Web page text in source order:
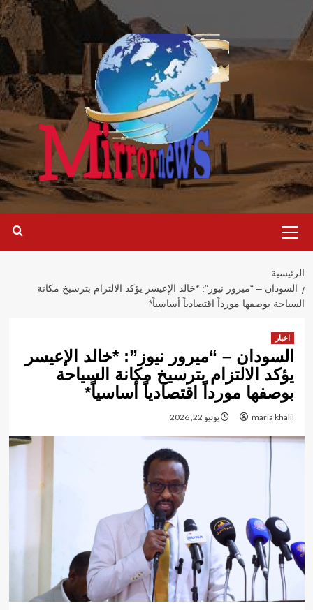
تخطي
إلى
المحتوى
الرئيسية
الرئيسية
السودان – “ميرور نيوز”: *خالد الإعيسر يؤكد الالتزام بترسيخ مكانة
السياحة بوصفها مورداً اقتصادياً أساسياً*
اخبار
السودان – “ميرور نيوز”: *خالد الإعيسر
يؤكد الالتزام بترسيخ مكانة السياحة
بوصفها مورداً اقتصادياً أساسياً*
maria khalil يونيو 22, 2026